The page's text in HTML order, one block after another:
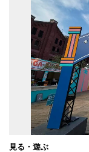
見る・遊ぶ